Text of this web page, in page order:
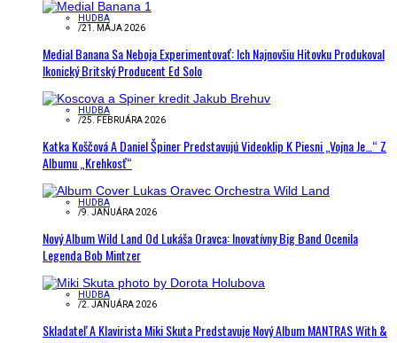
HUDBA
/21. MÁJA 2026
Medial Banana Sa Neboja Experimentovať: Ich Najnovšiu Hitovku Produkoval
Ikonický Britský Producent Ed Solo
HUDBA
/25. FEBRUÁRA 2026
Katka Koščová A Daniel Špiner Predstavujú Videoklip K Piesni „Vojna Je…“ Z
Albumu „Krehkosť“
HUDBA
/9. JANUÁRA 2026
Nový Album Wild Land Od Lukáša Oravca: Inovatívny Big Band Ocenila
Legenda Bob Mintzer
HUDBA
/2. JANUÁRA 2026
Skladateľ A Klavirista Miki Skuta Predstavuje Nový Album MANTRAS With &